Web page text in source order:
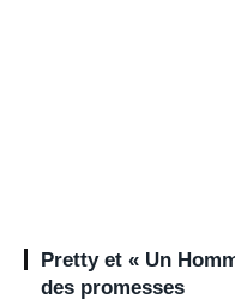
Pretty et « Un
des promesses